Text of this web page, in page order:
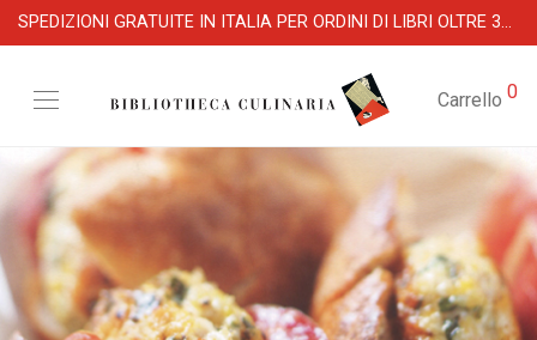
SPEDIZIONI GRATUITE IN ITALIA PER ORDINI DI LIBRI OLTRE 39 €
Carrello 0